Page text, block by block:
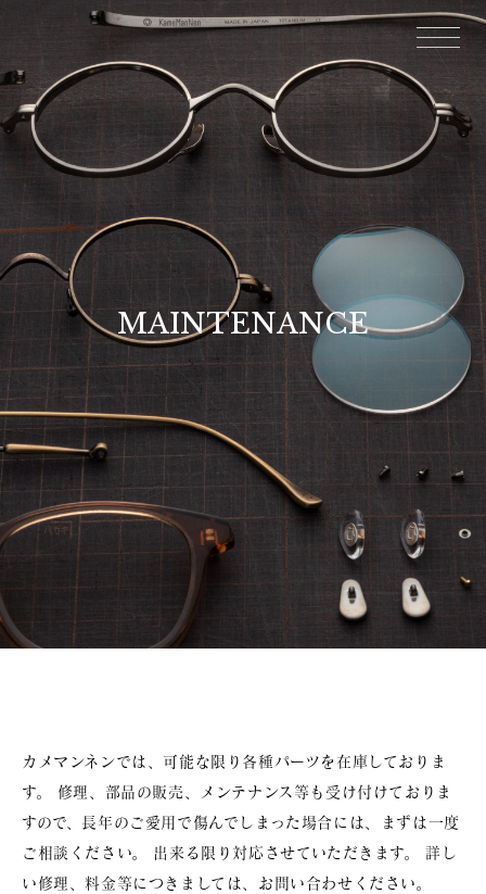
MAINTENANCE
カメマンネンでは、可能な限り各種パーツを在庫しておりま
す。
修理、部品の販売、メンテナンス等も受け付けておりま
すので、長年のご愛用で傷んでしまった場合には、まずは一度
ご相談ください。
出来る限り対応させていただきます。
詳し
い修理、料金等につきましては、お問い合わせください。